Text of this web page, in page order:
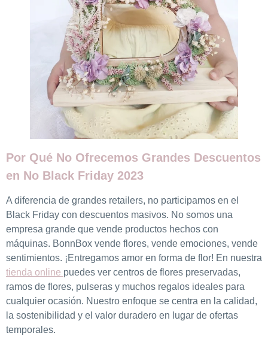
Por Qué No Ofrecemos Grandes Descuentos
en No Black Friday 2023
A diferencia de grandes retailers, no participamos en el
Black Friday con descuentos masivos. No somos una
empresa grande que vende productos hechos con
máquinas. BonnBox vende flores, vende emociones, vende
sentimientos. ¡Entregamos amor en forma de flor! En nuestra
tienda online puedes ver centros de flores preservadas,
ramos de flores, pulseras y muchos regalos ideales para
cualquier ocasión. Nuestro enfoque se centra en la calidad,
la sostenibilidad y el valor duradero en lugar de ofertas
temporales.